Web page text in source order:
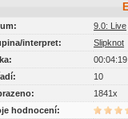
9.0: Live
interpret:
Slipknot
00:04:19
10
1841x
hodnocení: